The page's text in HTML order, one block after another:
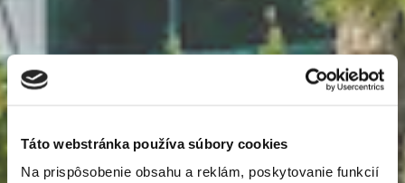
Táto webstránka používa súbory cookies
Na prispôsobenie obsahu a reklám, poskytovanie funkcií
sveta realít.